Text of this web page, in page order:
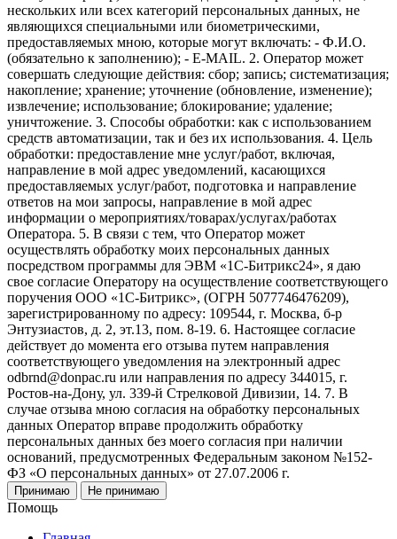
нескольких или всех категорий персональных данных, не
являющихся специальными или биометрическими,
предоставляемых мною, которые могут включать: - Ф.И.О.
(обязательно к заполнению); - E-MAIL. 2. Оператор может
совершать следующие действия: сбор; запись; систематизация;
накопление; хранение; уточнение (обновление, изменение);
извлечение; использование; блокирование; удаление;
уничтожение. 3. Способы обработки: как с использованием
средств автоматизации, так и без их использования. 4. Цель
обработки: предоставление мне услуг/работ, включая,
направление в мой адрес уведомлений, касающихся
предоставляемых услуг/работ, подготовка и направление
ответов на мои запросы, направление в мой адрес
информации о мероприятиях/товарах/услугах/работах
Оператора. 5. В связи с тем, что Оператор может
осуществлять обработку моих персональных данных
посредством программы для ЭВМ «1С-Битрикс24», я даю
свое согласие Оператору на осуществление соответствующего
поручения ООО «1С-Битрикс», (ОГРН 5077746476209),
зарегистрированному по адресу: 109544, г. Москва, б-р
Энтузиастов, д. 2, эт.13, пом. 8-19. 6. Настоящее согласие
действует до момента его отзыва путем направления
соответствующего уведомления на электронный адрес
odbrnd@donpac.ru или направления по адресу 344015, г.
Ростов-на-Дону, ул. 339-й Стрелковой Дивизии, 14. 7. В
случае отзыва мною согласия на обработку персональных
данных Оператор вправе продолжить обработку
персональных данных без моего согласия при наличии
оснований, предусмотренных Федеральным законом №152-
ФЗ «О персональных данных» от 27.07.2006 г.
Принимаю Не принимаю
Помощь